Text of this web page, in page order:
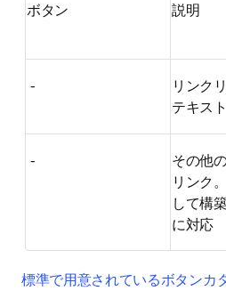
ボタン 説明
-
リンク
テキス
-
その他
リンク
して構
に対応
標準で用意されているボタンカ